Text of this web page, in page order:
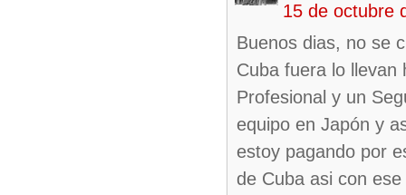
15 de octubre
Buenos dias, no se
Cuba fuera lo
Profesional y un
equipo en Japón y
estoy pagando por
de Cuba asi con